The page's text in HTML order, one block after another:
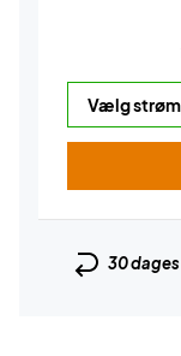
30 dages